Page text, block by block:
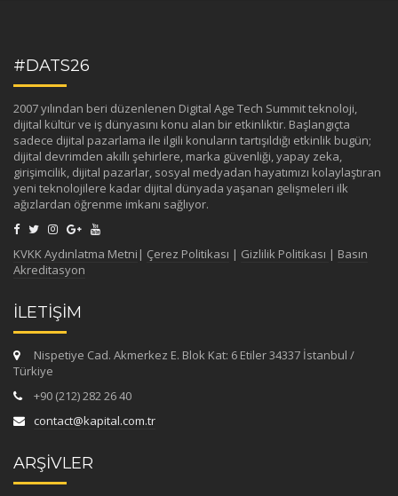
#DATS26
2007 yılından beri düzenlenen Digital Age Tech Summit teknoloji,
dijital kültür ve iş dünyasını konu alan bir etkinliktir. Başlangıçta
sadece dijital pazarlama ile ilgili konuların tartışıldığı etkinlik bugün;
dijital devrimden akıllı şehirlere, marka güvenliği, yapay zeka,
girişimcilik, dijital pazarlar, sosyal medyadan hayatımızı kolaylaştıran
yeni teknolojilere kadar dijital dünyada yaşanan gelişmeleri ilk
ağızlardan öğrenme imkanı sağlıyor.
KVKK Aydınlatma Metni | Çerez Politikası | Gizlilik Politikası | Basın
Akreditasyon
İLETİŞİM
Nispetiye Cad. Akmerkez E. Blok Kat: 6 Etiler 34337 İstanbul /
Türkiye
+90 (212) 282 26 40
contact@kapital.com.tr
ARŞİVLER